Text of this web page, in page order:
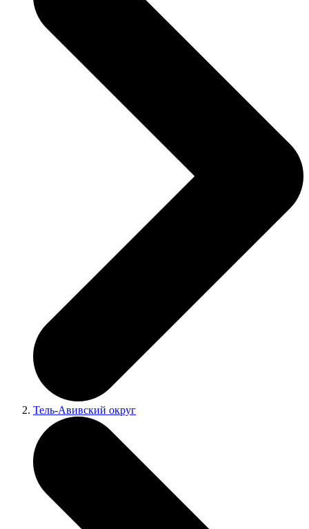
Тель-Авивский округ